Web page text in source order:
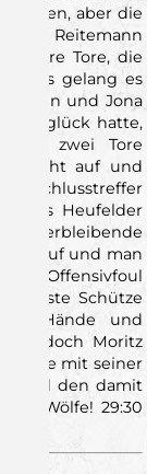
aber die
Reitemann
leere Tore, die
gelang es
und Jona
Wurfglück hatte,
auf zwei Tore
nicht auf und
Heufelder
verbleibende
auf und man
Offensivfoul
beste Schütze
Hände und
doch Moritz
mit seiner
und den damit
die Wölfe! 29:30